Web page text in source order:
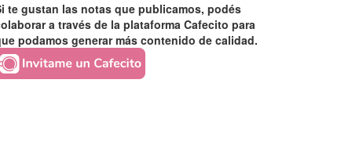
te gustan las notas que publicamos, podés
a través de la plataforma Cafecito para
podamos generar más contenido de calidad.